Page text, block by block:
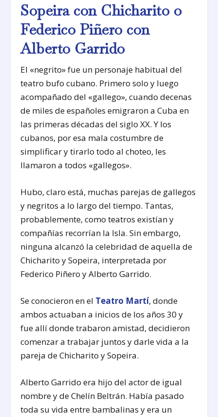
Sopeira con Chicharito o
Federico Piñero con
Alberto Garrido
El «negrito» fue un personaje habitual del
teatro bufo cubano. Primero solo y luego
acompañado del «gallego», cuando decenas
de miles de españoles emigraron a Cuba en
las primeras décadas del siglo XX. Y los
cubanos, por esa mala costumbre de
simplificar y tirarlo todo al choteo, les
llamaron a todos «gallegos».
Hubo, claro está, muchas parejas de gallegos
y negritos a lo largo del tiempo. Tantas,
probablemente, como teatros existían y
compañías recorrían la Isla. Sin embargo,
ninguna alcanzó la celebridad de aquella de
Chicharito y Sopeira, interpretada por
Federico Piñero y Alberto Garrido.
Se conocieron en el Teatro Martí, donde
ambos actuaban a inicios de los años 30 y
fue allí donde trabaron amistad, decidieron
comenzar a trabajar juntos y darle vida a la
pareja de Chicharito y Sopeira.
Alberto Garrido era hijo del actor de igual
nombre y de Chelín Beltrán. Había pasado
toda su vida entre bambalinas y era un